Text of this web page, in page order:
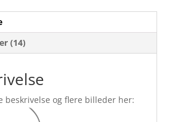
(14)
beskrivelse og flere billeder her: